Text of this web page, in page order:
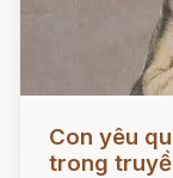
Con yêu
trong